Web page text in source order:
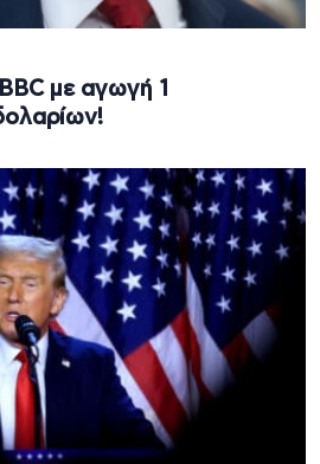
με αγωγή 1